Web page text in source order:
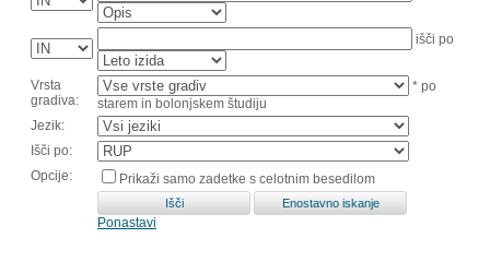
išči po
Vrsta
gradiva:
* po
starem in bolonjskem študiju
Jezik:
Išči po:
Opcije:
Prikaži samo zadetke s celotnim besedilom
Ponastavi